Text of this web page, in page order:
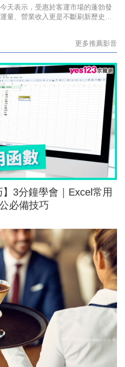
天表示，受惠於客運市場的蓬勃發
量、營業收入更是不斷刷新歷史紀
更多推薦影音
】3分鐘學會｜Excel常用
必備技巧